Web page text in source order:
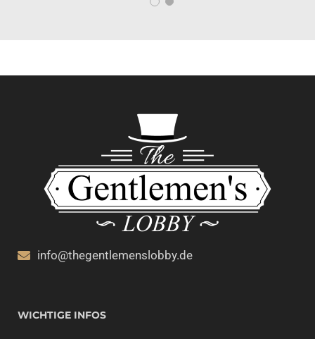
info@thegentlemenslobby.de
WICHTIGE INFOS